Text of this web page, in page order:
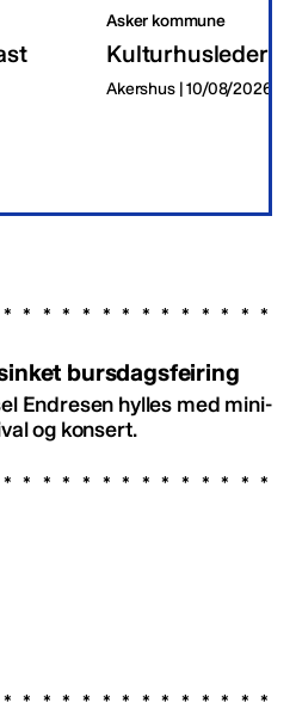
Asker kommune
Kulturhusleder
Akershus | 10/08/2026
bursdagsfeiring
Endresen hylles med mini-
og konsert.